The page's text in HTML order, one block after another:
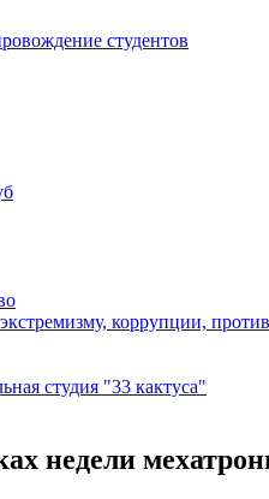
студентов
коррупции,
студия "33 кактуса"
недели